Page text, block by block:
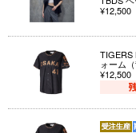
¥12,500
TIGERS
ォーム
¥12,500